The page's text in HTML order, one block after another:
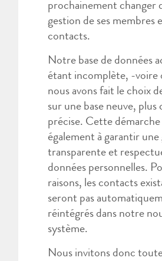
prochainement changer
gestion de ses membres
contacts.
Notre base de données
étant incomplète, -voire
nous avons fait le choix
sur une base neuve, plus
précise. Cette démarche
également à garantir
transparente et
données personnelles.
raisons, les contacts
seront pas
réintégrés dans notre
système.
Nous invitons donc